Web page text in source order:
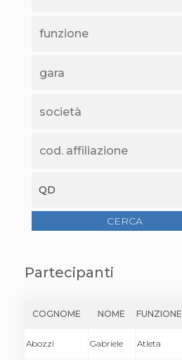
QD
CERCA
Partecipanti
COGNOME NOME FUNZIONE
Abozzi Gabriele Atleta